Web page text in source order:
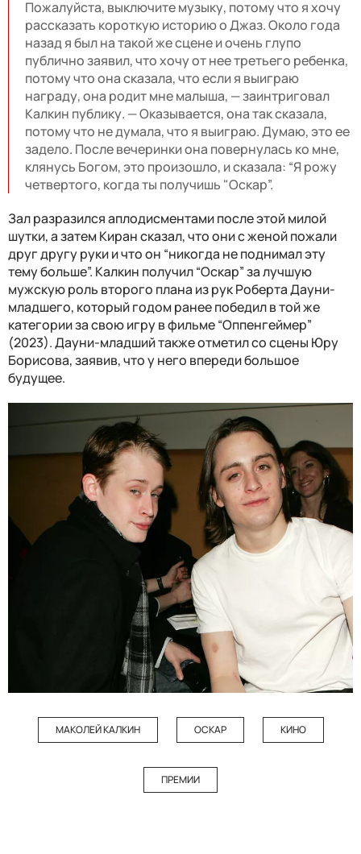
Пожалуйста, выключите музыку, потому что я хочу
рассказать короткую историю о Джаз. Около года
назад я был на такой же сцене и очень глупо
публично заявил, что хочу от нее третьего ребенка,
потому что она сказала, что если я выиграю
награду, она родит мне малыша, — заинтриговал
Калкин публику. — Оказывается, она так сказала,
потому что не думала, что я выиграю. Думаю, это ее
задело. После вечеринки она повернулась ко мне,
клянусь Богом, это произошло, и сказала: “Я рожу
четвертого, когда ты получишь "Оскар”.
Зал разразился аплодисментами после этой милой
шутки, а затем Киран сказал, что они с женой пожали
друг другу руки и что он “никогда не поднимал эту
тему больше”. Калкин получил “Оскар” за лучшую
мужскую роль второго плана из рук Роберта Дауни-
младшего, который годом ранее победил в той же
категории за свою игру в фильме “Оппенгеймер”
(2023). Дауни-младший также отметил со сцены Юру
Борисова, заявив, что у него впереди большое
будущее.
МАКОЛЕЙ КАЛКИН ОСКАР КИНО
ПРЕМИИ